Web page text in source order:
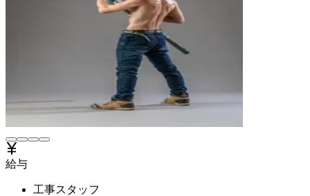
給与
工事スタッフ